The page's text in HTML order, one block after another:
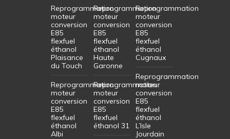
Reprogrammation
moteur
conversion
E85
flexfuel
éthanol
Plaisance
du Touch
Reprogrammation
moteur
conversion
E85
flexfuel
éthanol
Albi
Reprogrammation
moteur
conversion
E85
flexfuel
éthanol
Haute
Garonne
Reprogrammation
moteur
conversion
E85
flexfuel
éthanol 31
Reprogrammation
moteur
conversion
E85
flexfuel
éthanol
Cugnaux
Reprogrammation
moteur
conversion
E85
flexfuel
éthanol
L’Isle
Jourdain